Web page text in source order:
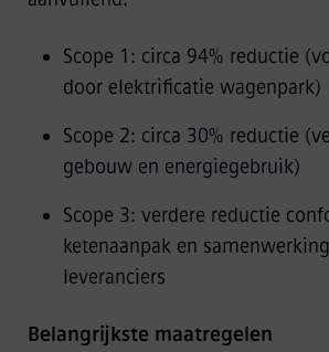
Scope 1: circa 94% reductie
door elektrificatie wagenpark)
Scope 2: circa 30% reductie
gebouw en energiegebruik)
Scope 3: verdere reductie
ketenaanpak en
leveranciers
Belangrijkste maatregelen